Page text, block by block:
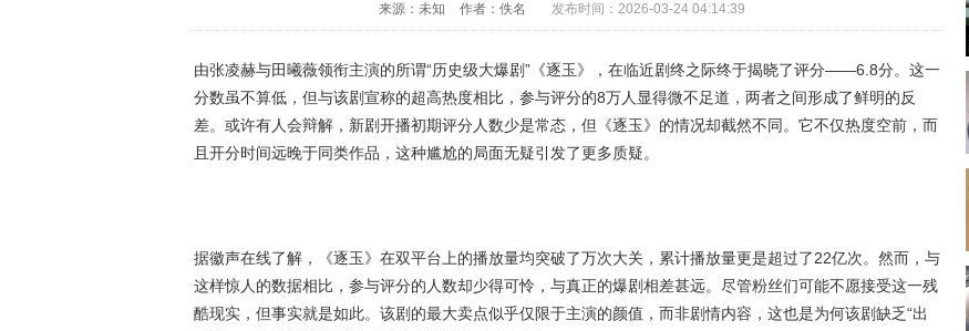
来源：未知 作者：佚名 发布时间：2026-03-24 04:14:39
由张凌赫与田曦薇领衔主演的所谓“历史级大爆剧”《逐玉》，在临近剧终之际终于揭晓了评分——6.8分。这一
分数虽不算低，但与该剧宣称的超高热度相比，参与评分的8万人显得微不足道，两者之间形成了鲜明的反
差。或许有人会辩解，新剧开播初期评分人数少是常态，但《逐玉》的情况却截然不同。它不仅热度空前，而
且开分时间远晚于同类作品，这种尴尬的局面无疑引发了更多质疑。
据徽声在线了解，《逐玉》在双平台上的播放量均突破了万次大关，累计播放量更是超过了22亿次。然而，与
这样惊人的数据相比，参与评分的人数却少得可怜，与真正的爆剧相差甚远。尽管粉丝们可能不愿接受这一残
酷现实，但事实就是如此。该剧的最大卖点似乎仅限于主演的颜值，而非剧情内容，这也是为何该剧缺乏“出